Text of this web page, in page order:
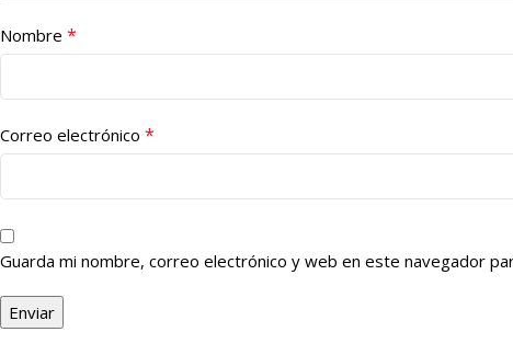
Nombre *
Correo electrónico *
Guarda mi nombre, correo electrónico y web en este navegador